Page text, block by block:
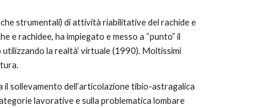
strumentali) di attività riabilitative del rachide e
rachidee, ha impiegato e messo a “punto” il
la realtà’ virtuale (1990). Moltissimi
il sollevamento dell’articolazione tibio-astragalica
lavorative e sulla problematica lombare